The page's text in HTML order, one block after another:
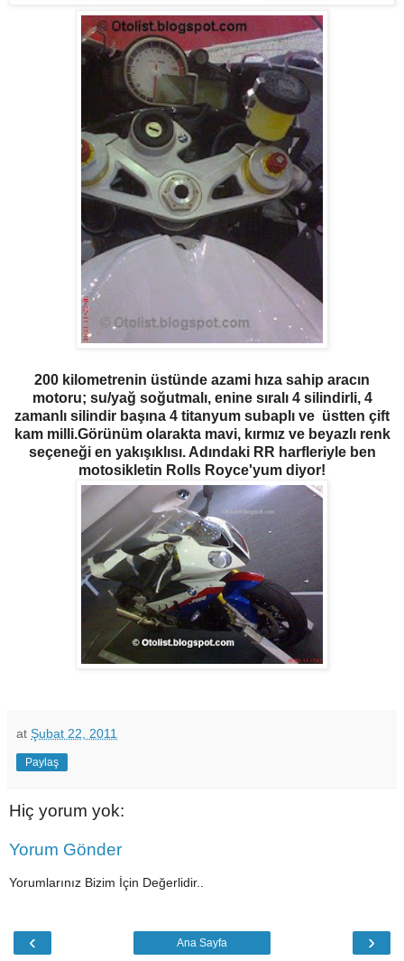
200 kilometrenin üstünde azami hıza sahip aracın
motoru; su/yağ soğutmalı, enine sıralı 4 silindirli, 4
zamanlı silindir başına 4 titanyum subaplı ve üstten çift
kam milli.Görünüm olarakta mavi, kırmız ve beyazlı renk
seçeneği en yakışıklısı. Adındaki RR harfleriyle ben
motosikletin Rolls Royce'yum diyor!
at Şubat 22, 2011
Paylaş
Hiç yorum yok:
Yorum Gönder
Yorumlarınız Bizim İçin Değerlidir..
‹ ›
Ana Sayfa